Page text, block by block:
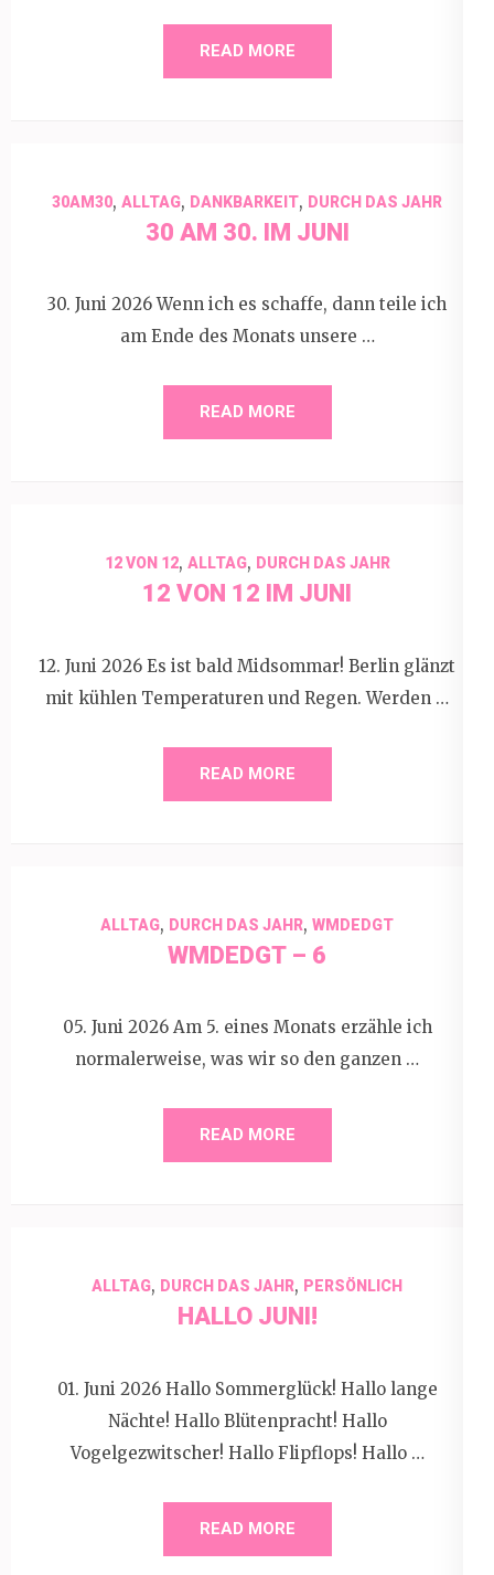
READ MORE
30AM30, ALLTAG, DANKBARKEIT, DURCH DAS JAHR
30 AM 30. IM JUNI
30. Juni 2026 Wenn ich es schaffe, dann teile ich
am Ende des Monats unsere …
READ MORE
12 VON 12, ALLTAG, DURCH DAS JAHR
12 VON 12 IM JUNI
12. Juni 2026 Es ist bald Midsommar! Berlin glänzt
mit kühlen Temperaturen und Regen. Werden …
READ MORE
ALLTAG, DURCH DAS JAHR, WMDEDGT
WMDEDGT – 6
05. Juni 2026 Am 5. eines Monats erzähle ich
normalerweise, was wir so den ganzen …
READ MORE
ALLTAG, DURCH DAS JAHR, PERSÖNLICH
HALLO JUNI!
01. Juni 2026 Hallo Sommerglück! Hallo lange
Nächte! Hallo Blütenpracht! Hallo
Vogelgezwitscher! Hallo Flipflops! Hallo …
READ MORE